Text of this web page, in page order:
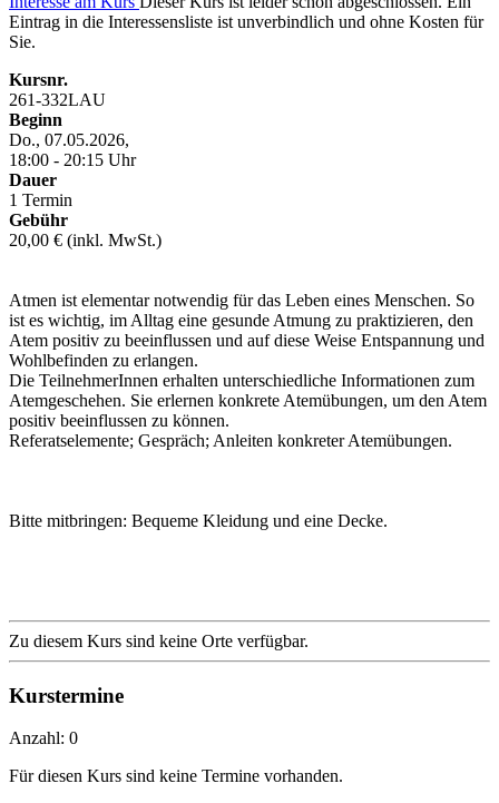
Eintrag in die Interessensliste ist unverbindlich und ohne Kosten für
Sie.
Kursnr.
261-332LAU
Beginn
Do., 07.05.2026,
18:00 - 20:15 Uhr
Dauer
1 Termin
Gebühr
20,00 € (inkl. MwSt.)
Atmen ist elementar notwendig für das Leben eines Menschen. So
ist es wichtig, im Alltag eine gesunde Atmung zu praktizieren, den
Atem positiv zu beeinflussen und auf diese Weise Entspannung und
Wohlbefinden zu erlangen.
Die TeilnehmerInnen erhalten unterschiedliche Informationen zum
Atemgeschehen. Sie erlernen konkrete Atemübungen, um den Atem
positiv beeinflussen zu können.
Referatselemente; Gespräch; Anleiten konkreter Atemübungen.
Bitte mitbringen: Bequeme Kleidung und eine Decke.
Zu diesem Kurs sind keine Orte verfügbar.
Kurstermine
Anzahl: 0
Für diesen Kurs sind keine Termine vorhanden.